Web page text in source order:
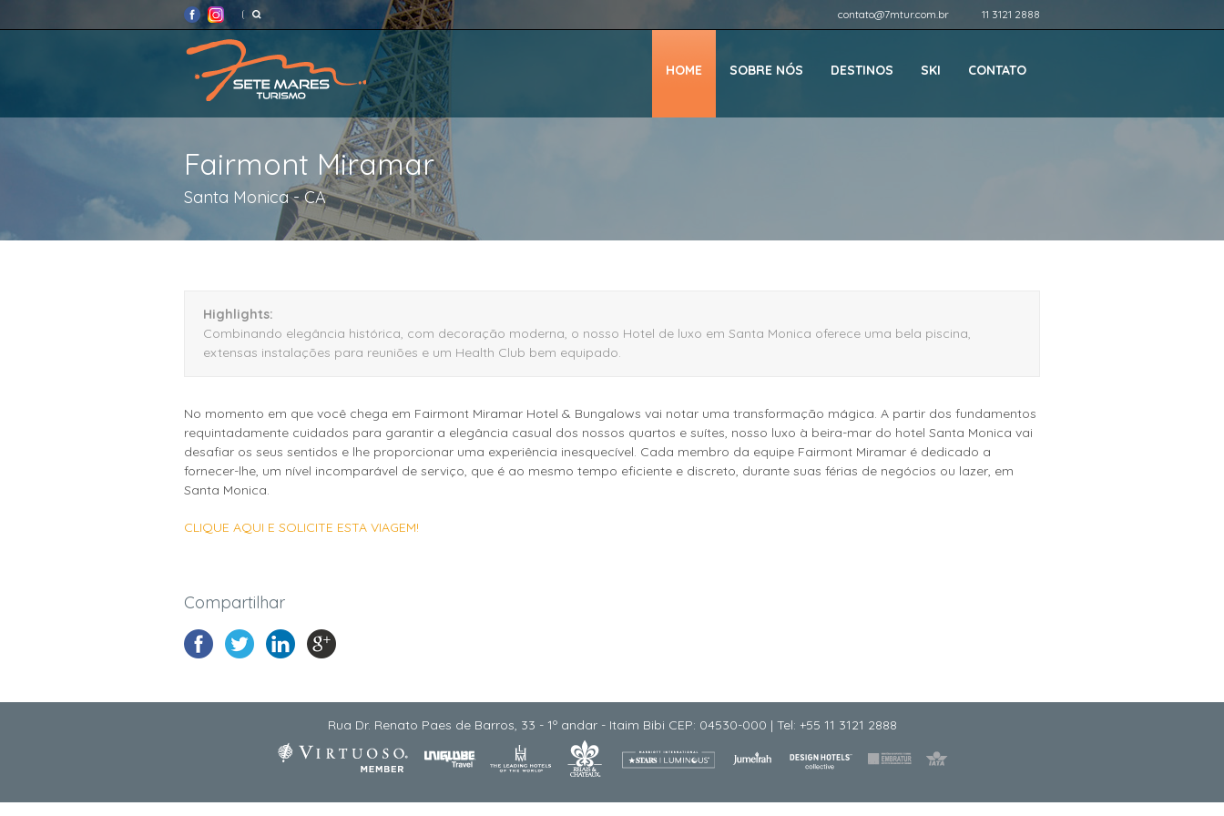
contato@7mtur.com.br 11 3121 2888
HOME SOBRE NÓS DESTINOS SKI CONTATO
Fairmont Miramar
Santa Monica - CA
Highlights:
Combinando elegância histórica, com decoração moderna, o nosso Hotel de luxo em Santa Monica oferece uma bela piscina,
extensas instalações para reuniões e um Health Club bem equipado.
No momento em que você chega em Fairmont Miramar Hotel & Bungalows vai notar uma transformação mágica. A partir dos fundamentos
requintadamente cuidados para garantir a elegância casual dos nossos quartos e suítes, nosso luxo à beira-mar do hotel Santa Monica vai
desafiar os seus sentidos e lhe proporcionar uma experiência inesquecível. Cada membro da equipe Fairmont Miramar é dedicado a
fornecer-lhe, um nível incomparável de serviço, que é ao mesmo tempo eficiente e discreto, durante suas férias de negócios ou lazer, em
Santa Monica.
CLIQUE AQUI E SOLICITE ESTA VIAGEM!
Compartilhar
Rua Dr. Renato Paes de Barros, 33 - 1º andar - Itaim Bibi CEP: 04530-000 | Tel: +55 11 3121 2888